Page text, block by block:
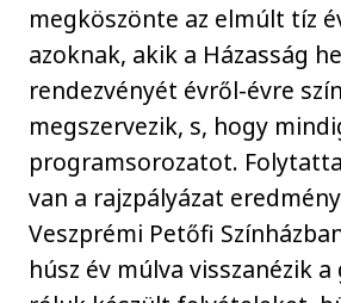
megköszönte az elmúlt tíz
azoknak, akik a Házasság
rendezvényét évről-évre
megszervezik, s, hogy
programsorozatot.
van a rajzpályázat
Veszprémi Petőfi
húsz év múlva visszanézik